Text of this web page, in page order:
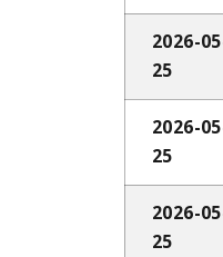
2026-
25
2026-
25
2026-
25